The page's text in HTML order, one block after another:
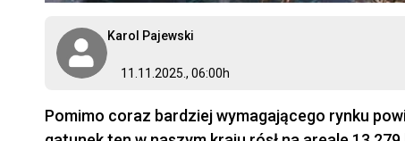
11.11.2025., 06:00h
Karol Pajewski
Pomimo coraz bardziej wymagającego rynku